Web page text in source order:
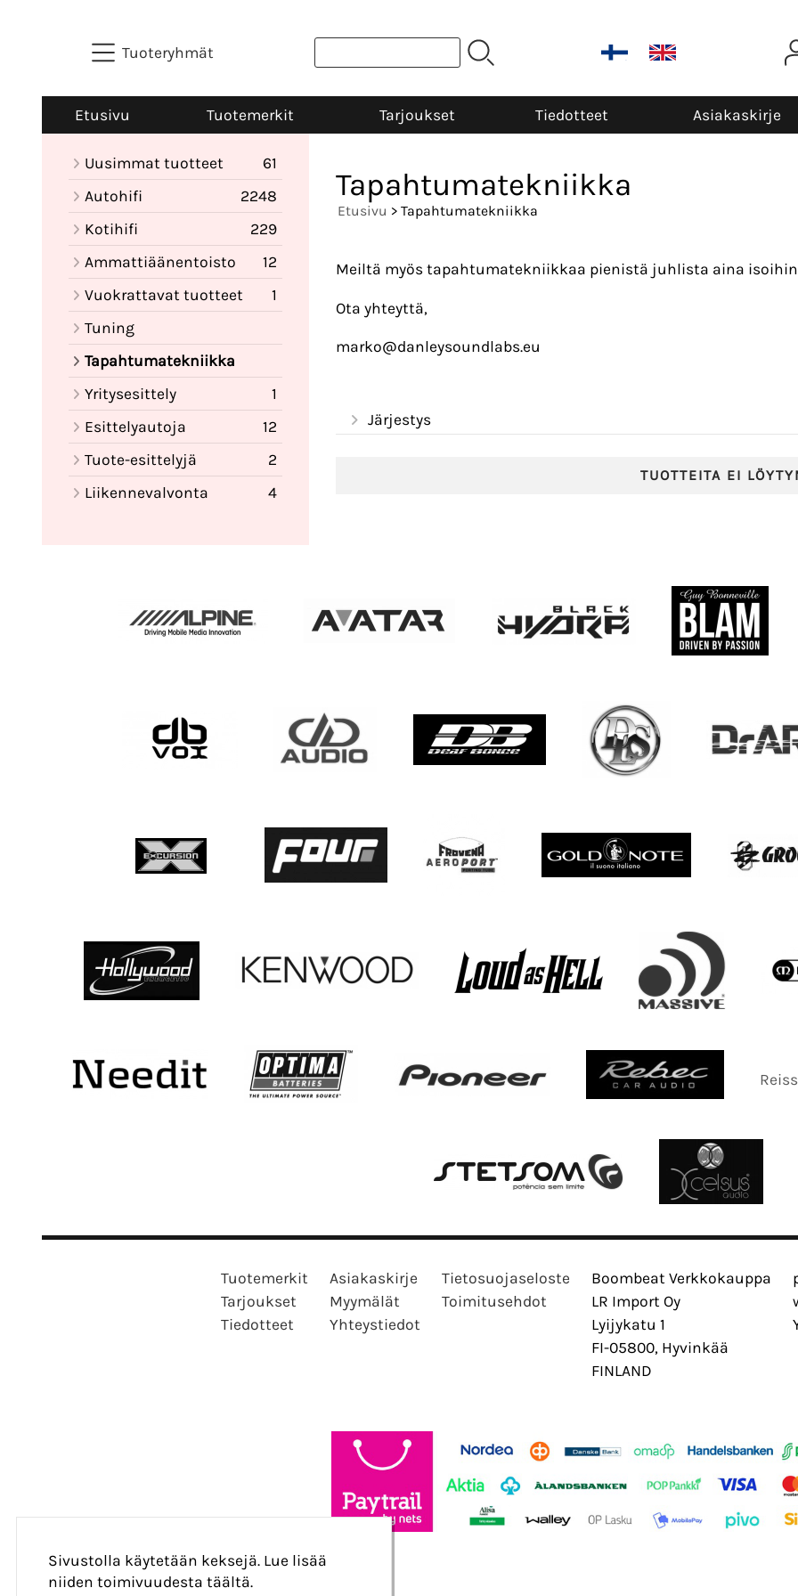
Sivustolla käytetään keksejä. Lue lisää
niiden toimivuudesta täältä.
Tuoteryhmät
Etusivu Tuotemerkit Tarjoukset Tiedotteet Asiakaskirje
Uusimmat tuotteet
61
Autohifi
2248
Kotihifi
229
Ammattiäänentoisto
12
Vuokrattavat tuotteet
1
Tuning
Tapahtumatekniikka
Yritysesittely
1
Esittelyautoja
12
Tuote-esittelyjä
2
Liikennevalvonta
4
Tapahtumatekniikka
Etusivu > Tapahtumatekniikka
Meiltä myös tapahtumatekniikkaa pienistä juhlista aina
Ota yhteyttä,
marko@danleysoundlabs.eu
Järjestys
TUOTTEITA EI
Reiss
Tuotemerkit
Tarjoukset
Tiedotteet
Asiakaskirje
Myymälät
Yhteystiedot
Tietosuojaseloste
Toimitusehdot
Boombeat Verkkokauppa
LR Import Oy
Lyijykatu 1
FI-05800, Hyvinkää
FINLAND